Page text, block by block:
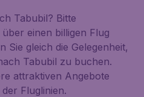
Tabubil? Bitte
einen billigen Flug
Sie gleich die Gelegenheit,
Tabubil zu buchen.
attraktiven Angebote
Fluglinien.